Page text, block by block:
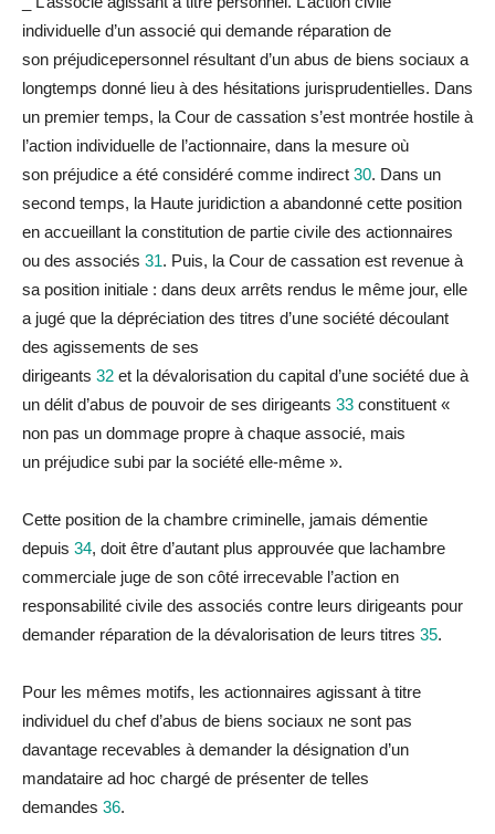
individuelle d’un associé qui demande réparation de
son préjudicepersonnel résultant d’un abus de biens sociaux a
longtemps donné lieu à des hésitations jurisprudentielles. Dans
un premier temps, la Cour de cassation s’est montrée hostile à
l’action individuelle de l’actionnaire, dans la mesure où
son préjudice a été considéré comme indirect 30. Dans un
second temps, la Haute juridiction a abandonné cette position
en accueillant la constitution de partie civile des actionnaires
ou des associés 31. Puis, la Cour de cassation est revenue à
sa position initiale : dans deux arrêts rendus le même jour, elle
a jugé que la dépréciation des titres d’une société découlant
des agissements de ses
dirigeants 32 et la dévalorisation du capital d’une société due à
un délit d’abus de pouvoir de ses dirigeants 33 constituent «
non pas un dommage propre à chaque associé, mais
un préjudice subi par la société elle-même ».
Cette position de la chambre criminelle, jamais démentie
depuis 34, doit être d’autant plus approuvée que lachambre
commerciale juge de son côté irrecevable l’action en
responsabilité civile des associés contre leurs dirigeants pour
demander réparation de la dévalorisation de leurs titres 35.
Pour les mêmes motifs, les actionnaires agissant à titre
individuel du chef d’abus de biens sociaux ne sont pas
davantage recevables à demander la désignation d’un
mandataire ad hoc chargé de présenter de telles
demandes 36.